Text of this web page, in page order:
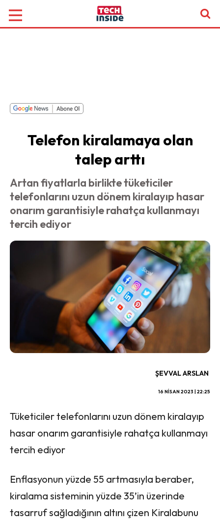
Telefon kiralamaya olan
talep arttı
Artan fiyatlarla birlikte tüketiciler
telefonlarını uzun dönem kiralayıp hasar
onarım garantisiyle rahatça kullanmayı
tercih ediyor
ŞEVVAL ARSLAN
16 NISAN 2023 | 22:25
Tüketiciler telefonlarını uzun dönem kiralayıp
hasar onarım garantisiyle rahatça kullanmayı
tercih ediyor
Enflasyonun yüzde 55 artmasıyla beraber,
kiralama sisteminin yüzde 35’in üzerinde
tasarruf sağladığının altını çizen Kiralabunu